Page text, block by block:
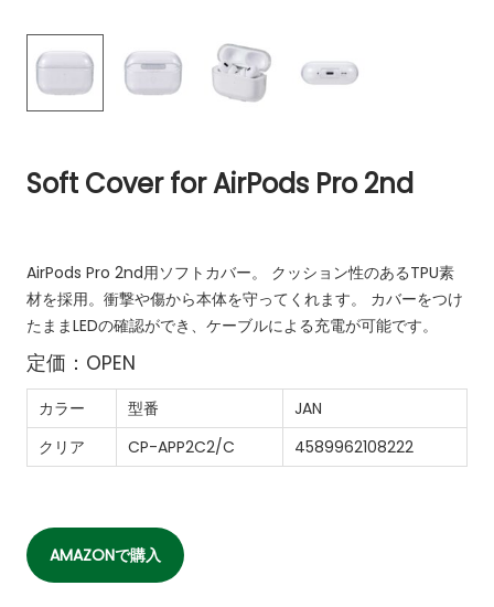
Soft Cover for AirPods Pro 2nd
AirPods Pro 2nd用ソフトカバー。
クッション性のあるTPU素
材を採用。衝撃や傷から本体を守ってくれます。
カバーをつけ
たままLEDの確認ができ、ケーブルによる充電が可能です。
定価：OPEN
カラー 型番
JAN
クリア
CP-APP2C2/C 4589962108222
AMAZONで購入